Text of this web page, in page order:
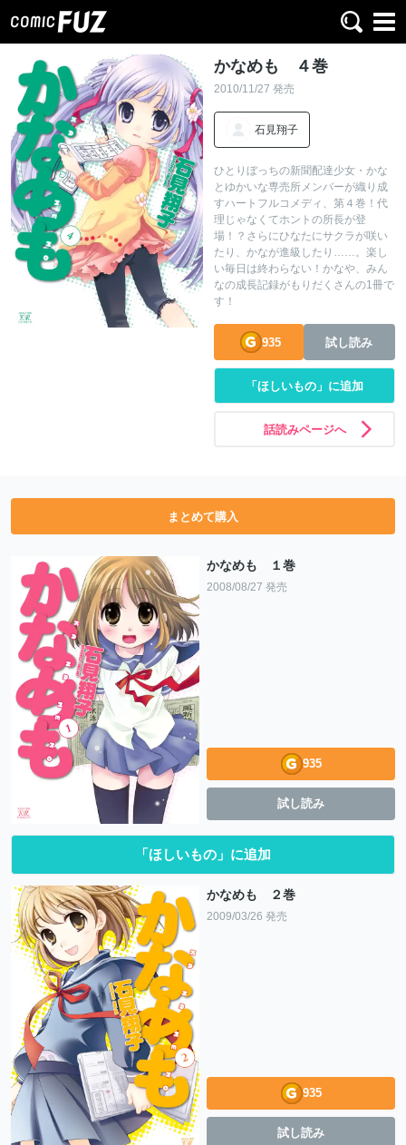
かなめも ４巻
2010/11/27 発売
石見翔子
ひとりぼっちの新聞配達少女・かな
とゆかいな専売所メンバーが織り成
すハートフルコメディ、第４巻！代
理じゃなくてホントの所長が登
場！？さらにひなたにサクラが咲い
たり、かなが進級したり……。楽し
い毎日は終わらない！かなや、みん
なの成長記録がもりだくさんの1冊で
す！
935 試し読み
「ほしいもの」に追加
話読みページへ
まとめて購入
かなめも １巻
2008/08/27 発売
935
試し読み
「ほしいもの」に追加
かなめも ２巻
2009/03/26 発売
935
試し読み